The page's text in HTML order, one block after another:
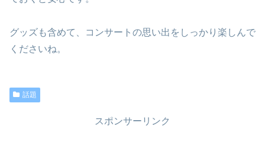
グッズも含めて、コンサートの思い出をしっかり楽しんで
くださいね。
話題
スポンサーリンク